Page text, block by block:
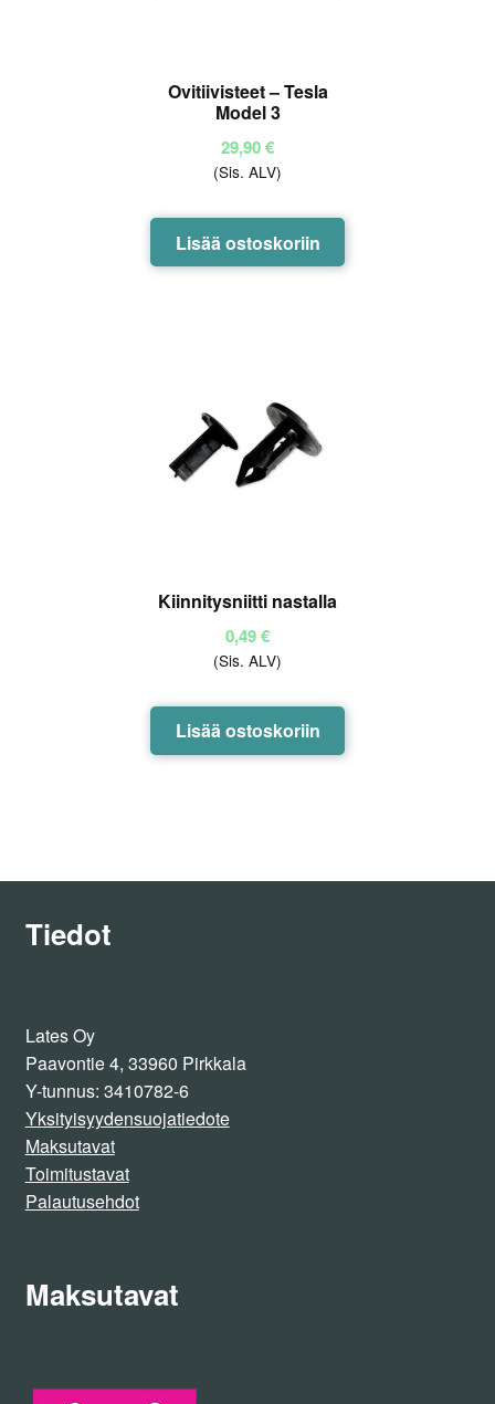
Ovitiivisteet – Tesla
Model 3
29,90€
(Sis. ALV)
Lisää ostoskoriin
Kiinnitysniitti nastalla
0,49€
(Sis. ALV)
Lisää ostoskoriin
Tiedot
Lates Oy
Paavontie 4, 33960 Pirkkala
Y-tunnus: 3410782-6
Yksityisyydensuojatiedote
Maksutavat
Toimitustavat
Palautusehdot
Maksutavat